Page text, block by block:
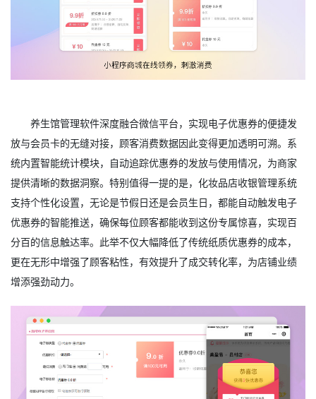
养生馆管理软件深度融合微信平台，实现电子优惠券的便捷发
放与会员卡的无缝对接，顾客消费数据因此变得更加透明可溯。系
统内置智能统计模块，自动追踪优惠券的发放与使用情况，为商家
提供清晰的数据洞察。特别值得一提的是，化妆品店收银管理系统
支持个性化设置，无论是节假日还是会员生日，都能自动触发电子
优惠券的智能推送，确保每位顾客都能收到这份专属惊喜，实现百
分百的信息触达率。此举不仅大幅降低了传统纸质优惠券的成本，
更在无形中增强了顾客粘性，有效提升了成交转化率，为店铺业绩
增添强劲动力。